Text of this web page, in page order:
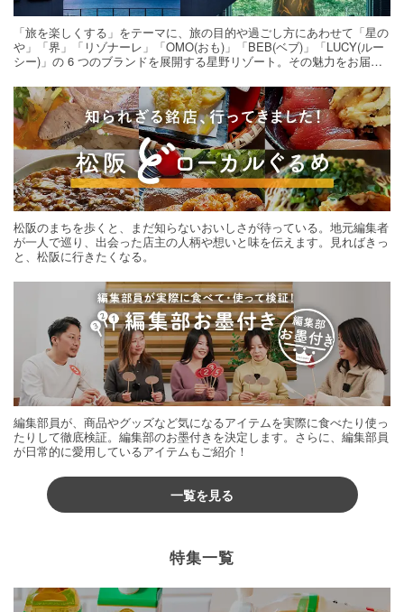
「旅を楽しくする」をテーマに、旅の目的や過ごし方にあわせて「星の
や」「界」「リゾナーレ」「OMO(おも)」「BEB(ベブ)」「LUCY(ルー
シー)」の 6 つのブランドを展開する星野リゾート。その魅力をお届け
松阪のまちを歩くと、まだ知らないおいしさが待っている。地元編集者
が一人で巡り、出会った店主の人柄や想いと味を伝えます。見ればきっ
と、松阪に行きたくなる。
編集部員が、商品やグッズなど気になるアイテムを実際に食べたり使っ
たりして徹底検証。編集部のお墨付きを決定します。さらに、編集部員
が日常的に愛用しているアイテムもご紹介！
一覧を見る
特集一覧